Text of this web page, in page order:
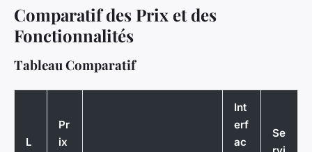
Comparatif des Prix et des
Fonctionnalités
Tableau Comparatif
L
Pr
ix
Int
erf
ac
Se